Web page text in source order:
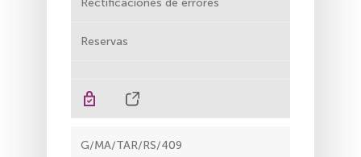
Reservas
G/MA/TAR/RS/409